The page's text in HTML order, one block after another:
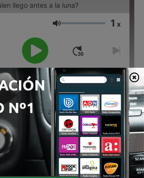
llego antes a la luna?
Volumen 1 x
00:00
de la luna